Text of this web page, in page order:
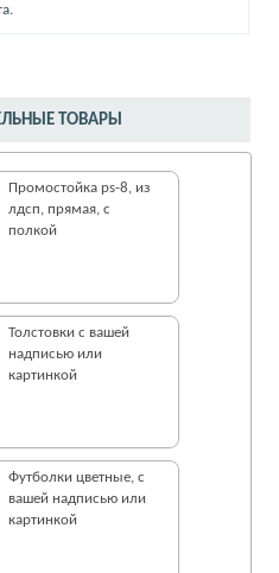
ТОВАРЫ
Промостойка ps-8, из
лдсп, прямая, с
полкой
Толстовки с вашей
надписью или
картинкой
Футболки цветные, с
вашей надписью или
картинкой